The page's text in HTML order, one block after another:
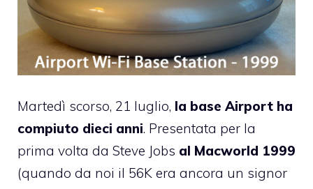
Martedì scorso, 21 luglio, la base Airport ha
compiuto dieci anni. Presentata per la
prima volta da Steve Jobs al Macworld 1999
(quando da noi il 56K era ancora un signor